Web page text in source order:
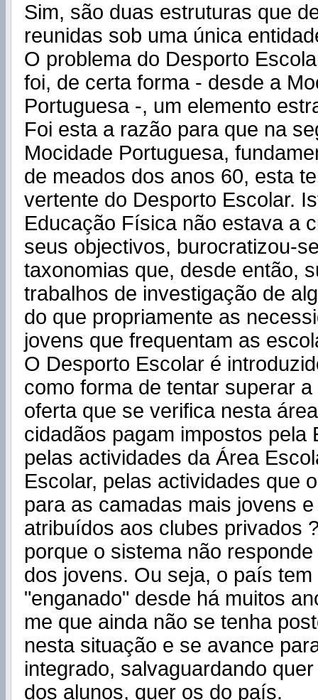
Sim, são duas estruturas que
reunidas sob uma única
O problema do Desporto
foi, de certa forma - desde a
Portuguesa -, um elemento
Foi esta a razão para que na
Mocidade Portuguesa,
de meados dos anos 60, esta
vertente do Desporto Escolar.
Educação Física não estava a
seus objectivos, burocratizou-
taxonomias que, desde então,
trabalhos de investigação de
do que propriamente as
jovens que frequentam as
O Desporto Escolar é
como forma de tentar superar
oferta que se verifica nesta
cidadãos pagam impostos pela
pelas actividades da Área
Escolar, pelas actividades que
para as camadas mais jovens
atribuídos aos clubes privados
porque o sistema não
dos jovens. Ou seja, o país
"enganado" desde há muitos
me que ainda não se tenha
nesta situação e se avance
integrado, salvaguardando
dos alunos, quer os do país.